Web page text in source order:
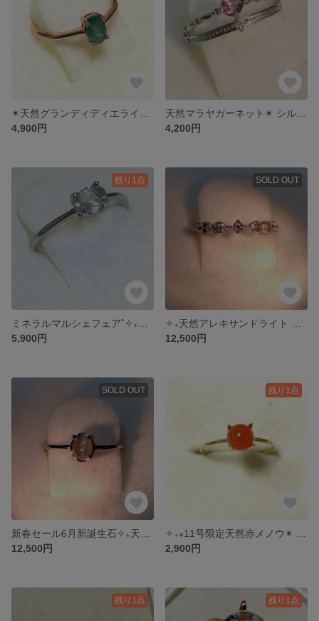
4,900円
4,200円
残り1点
5,900円
SOLD OUT
12,500円
SOLD OUT
12,500円
残り1点
2,900円
残り1点 残り1点